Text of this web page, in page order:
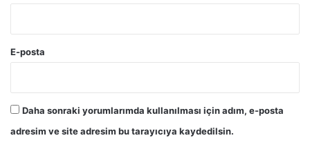
E-posta
Daha sonraki yorumlarımda kullanılması için adım, e-posta
adresim ve site adresim bu tarayıcıya kaydedilsin.